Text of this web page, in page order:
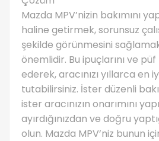
Mazda MPV’nizin bakımını
haline getirmek, sorunsuz
şekilde görünmesini
önemlidir. Bu ipuçlarını ve
ederek, aracınızı yıllarca en
tutabilirsiniz. İster düzenli
ister aracınızın onarımını
ayırdığınızdan ve doğru
olun. Mazda MPV’niz bunun